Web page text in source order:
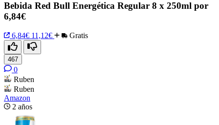
Bebida Red Bull Energética Regular 8 x 250ml por
6,84€
6,84€ 11,12€ Gratis
467
0
Ruben
Ruben
Amazon
2 años